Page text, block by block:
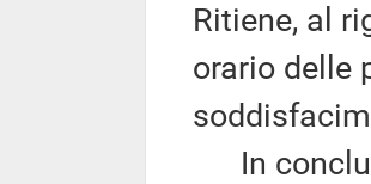
Ritiene, al
orario delle
In